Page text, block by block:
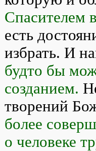
Спасителем
есть
избрать. И
будто бы
созданием.
творений
более
о человеке